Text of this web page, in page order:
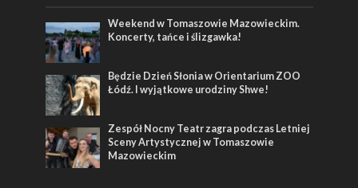
Weekend w Tomaszowie Mazowieckim.
Koncerty, tańce i ślizgawka!
Będzie Dzień Słonia w Orientarium ZOO
Łódź. I wyjątkowe urodziny Shwe!
Zespół Nocny Teatr zagra podczas Letniej
Sceny Artystycznej w Tomaszowie
Mazowieckim